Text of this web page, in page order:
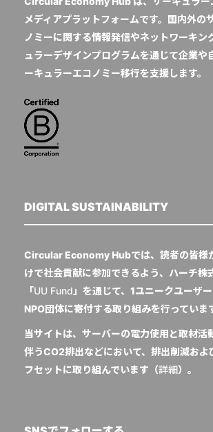
メディアプラットフォームです。国内外の
ノミーに関する情報発信やネットワーキン
ュラーデザインプログラムを通じて企業や
ーキュラーエコノミー移行を支援します。
DIGITAL SUSTAINABILITY
Circular Economy Hubでは、読者の皆様
けで社会貢献に参加できるよう、ハーチ株
「UU Fund 」を通じて、1ユニークユーザ
NPO団体に寄付する取り組みを行っていま
当サイトは、サーバーの電力使用と取材活
伴うCO2排出などにおいて、排出削減およ
フセットに取り組んでいます（詳細）。